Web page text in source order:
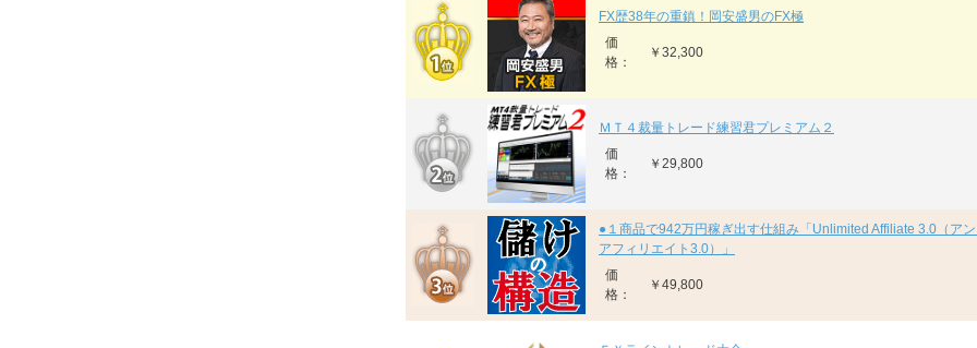
FX歴38年の重鎮！岡安盛男のFX極
価
格：
￥32,300
ＭＴ４裁量トレード練習君プレミアム２
価
格：
￥29,800
●１商品で942万円稼ぎ出す仕組み「Unlimited Affiliate 3.0（ア
アフィリエイト3.0）」
価
格：
￥49,800